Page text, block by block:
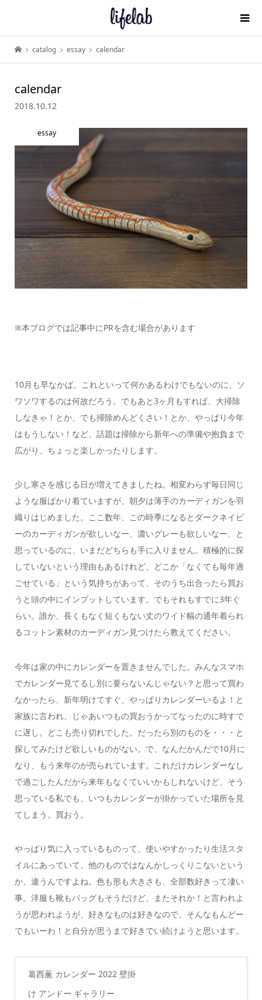
catalog essay calendar
calendar
2018.10.12
essay
※本ブログでは記事中にPRを含む場合があります
10月も早なかば。これといって何かあるわけでもないのに、ソ
ワソワするのは何故だろう。でもあと3ヶ月もすれば、大掃除
しなきゃ！とか、でも掃除めんどくさい！とか、やっぱり今年
はもうしない！など、話題は掃除から新年への準備や抱負まで
広がり、ちょっと楽しかったりします。
少し寒さを感じる日が増えてきましたね。相変わらず毎日同じ
ような服ばかり着ていますが、朝夕は薄手のカーディガンを羽
織りはじめました。ここ数年、この時季になるとダークネイビ
ーのカーディガンが欲しいなー、濃いグレーも欲しいなー、と
思っているのに、いまだどちらも手に入りません。積極的に探
していないという理由もあるけれど、どこか「なくても毎年過
ごせている」という気持ちがあって、そのうち出合ったら買お
うと頭の中にインプットしています。でもそれもすでに3年ぐ
らい。誰か、長くもなく短くもない丈のワイド幅の通年着られ
るコットン素材のカーディガン見つけたら教えてください。
今年は家の中にカレンダーを置きませんでした。みんなスマホ
でカレンダー見てるし別に要らないんじゃない？と思って買わ
なかったら、新年明けてすぐ、やっぱりカレンダーいるよ！と
家族に言われ、じゃあいつもの買おうかってなったのに時すで
に遅し。どこも売り切れでした。だったら別のものを・・・と
探してみたけど欲しいものがない。で、なんだかんだで10月に
なり、もう来年のが売られています。これだけカレンダーなし
で過ごしたんだから来年もなくていいかもしれないけど、そう
思っている私でも、いつもカレンダーが掛かっていた場所を見
てしまう。買おう。
やっぱり気に入っているものって、使いやすかったり生活スタ
イルにあっていて、他のものではなんかしっくりこないという
か、違うんですよね。色も形も大きさも、全部数好きって凄い
事。洋服も靴もバッグもそうだけど、またそれか！と言われよ
うが思われようが、好きなものは好きなので、そんなもんどー
でもいーわ！と自分が思うまで好きでい続けようと思います。
葛西薫 カレンダー 2022 壁掛
け アンドー ギャラリー